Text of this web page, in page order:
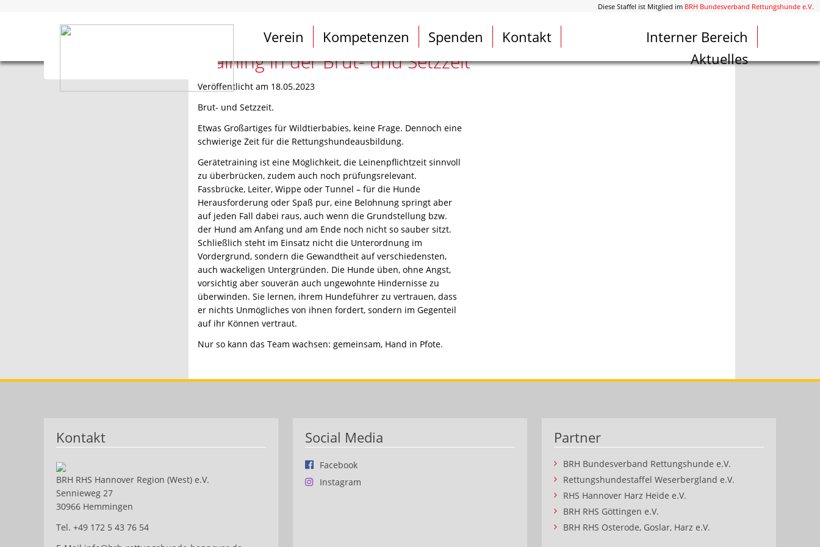
Diese Staffel ist Mitglied im BRH Bundesverband Rettungshunde e.V.
Verein Kompetenzen Spenden Kontakt
Interner Bereich
Aktuelles
Aktuelles Training in der Brut- und Setzzeit
Training in der Brut- und Setzzeit
Veröffentlicht am 18.05.2023
Brut- und Setzzeit.
Etwas Großartiges für Wildtierbabies, keine Frage. Dennoch eine
schwierige Zeit für die Rettungshundeausbildung.
Gerätetraining ist eine Möglichkeit, die Leinenpflichtzeit sinnvoll
zu überbrücken, zudem auch noch prüfungsrelevant.
Fassbrücke, Leiter, Wippe oder Tunnel – für die Hunde
Herausforderung oder Spaß pur, eine Belohnung springt aber
auf jeden Fall dabei raus, auch wenn die Grundstellung bzw.
der Hund am Anfang und am Ende noch nicht so sauber sitzt.
Schließlich steht im Einsatz nicht die Unterordnung im
Vordergrund, sondern die Gewandtheit auf verschiedensten,
auch wackeligen Untergründen. Die Hunde üben, ohne Angst,
vorsichtig aber souverän auch ungewohnte Hindernisse zu
überwinden. Sie lernen, ihrem Hundeführer zu vertrauen, dass
er nichts Unmögliches von ihnen fordert, sondern im Gegenteil
auf ihr Können vertraut.
Nur so kann das Team wachsen: gemeinsam, Hand in Pfote.
Kontakt
BRH RHS Hannover Region (West) e.V.
Sennieweg 27
30966 Hemmingen
Tel. +49 172 5 43 76 54
Social Media
Facebook
Instagram
Partner
BRH Bundesverband Rettungshunde e.V.
Rettungshundestaffel Weserbergland e.V.
RHS Hannover Harz Heide e.V.
BRH RHS Göttingen e.V.
BRH RHS Osterode, Goslar, Harz e.V.